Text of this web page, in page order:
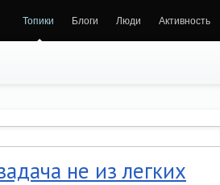
Топики Блоги Люди Активность
не из легких